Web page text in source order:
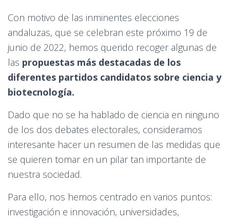
Con motivo de las inminentes elecciones
andaluzas, que se celebran este próximo 19 de
junio de 2022, hemos querido recoger algunas de
las propuestas más destacadas de los
diferentes partidos candidatos sobre ciencia y
biotecnología.
Dado que no se ha hablado de ciencia en ninguno
de los dos debates electorales, consideramos
interesante hacer un resumen de las medidas que
se quieren tomar en un pilar tan importante de
nuestra sociedad.
Para ello, nos hemos centrado en varios puntos:
investigación e innovación, universidades,